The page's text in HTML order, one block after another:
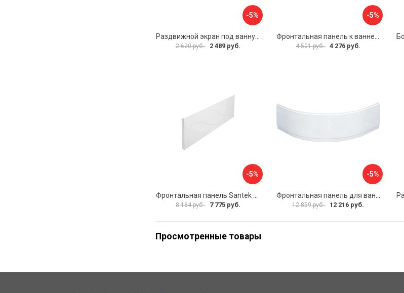
-5%
2 620 руб. 2 489 руб.
-5%
4 501 руб. 4 276 руб.
-5%
8 184 руб. 7 775 руб.
-5%
12 859 руб. 12 216 руб.
Просмотренные товары